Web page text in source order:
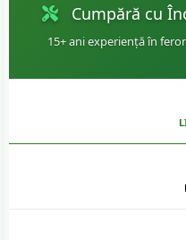
Cumpără cu
15+ ani experiență în